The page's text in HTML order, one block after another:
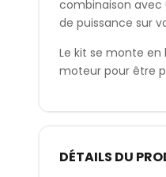
combinaison avec
de puissance sur
Le kit se monte
moteur pour être
DÉTAILS DU